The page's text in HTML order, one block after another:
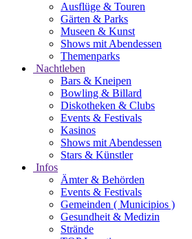
Ausflüge & Touren
Gärten & Parks
Museen & Kunst
Shows mit Abendessen
Themenparks
Nachtleben
Bars & Kneipen
Bowling & Billard
Diskotheken & Clubs
Events & Festivals
Kasinos
Shows mit Abendessen
Stars & Künstler
Infos
Ämter & Behörden
Events & Festivals
Gemeinden ( Municipios )
Gesundheit & Medizin
Strände